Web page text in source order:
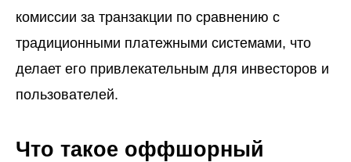
комиссии за транзакции по сравнению с
традиционными платежными системами, что
делает его привлекательным для инвесторов и
пользователей.
Что такое оффшорный